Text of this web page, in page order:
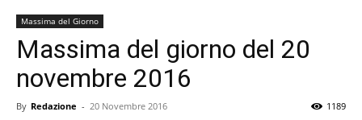
Massima del Giorno
Massima del giorno del 20
novembre 2016
By Redazione - 20 Novembre 2016 1189